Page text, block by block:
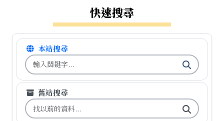
快速搜尋
本站搜尋
搜尋台南市石門國小全球資訊網關鍵字
舊站搜尋
搜尋台南市石門國小舊校網關鍵字